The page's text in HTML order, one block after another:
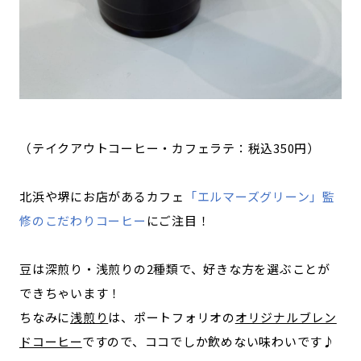
（テイクアウトコーヒー・カフェラテ：税込350円）
北浜や堺にお店があるカフェ
「エルマーズグリーン」監
修のこだわりコーヒー にご注目！
豆は深煎り・浅煎りの2種類で、好きな方を選ぶことが
できちゃいます！
ちなみに浅煎り は、ポートフォリオのオリジナルブレン
ドコーヒーですので、ココでしか飲めない味わいです♪